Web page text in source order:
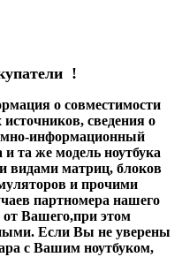
!
о совместимости
сведения о
информационный
и та же модель ноутбука
видами матриц, блоков
и прочими
партномера нашего
от Вашего,при этом
Если Вы не уверены
с Вашим ноутбуком,